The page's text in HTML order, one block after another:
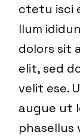
ctetu isci
llum
dolors sit
elit, sed
velit ese.
augue ut
phasellus